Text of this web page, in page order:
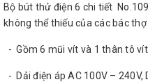
Bộ bút thử điện 6 chi tiết
không thể thiếu của các bác thợ
- Gồm 6 mũi vít và 1 thân tô
- Dải điện áp AC 100V – 240V,